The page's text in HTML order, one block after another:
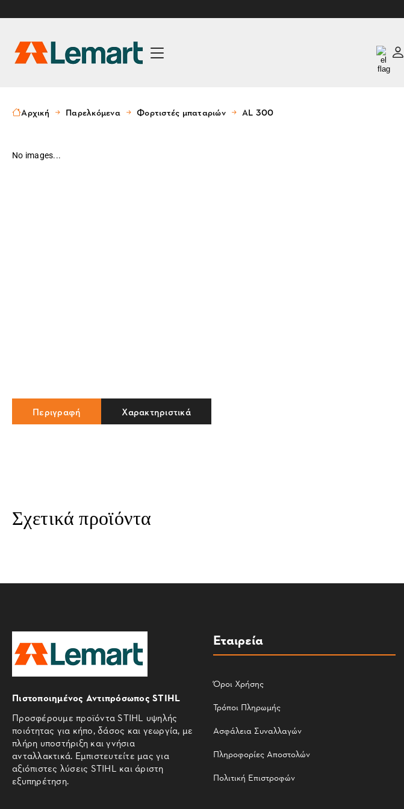
Αρχική Παρελκόμενα Φορτιστές μπαταριών AL 300
No images...
Περιγραφή Χαρακτηριστικά
Σχετικά προϊόντα
Πιστοποιημένος Αντιπρόσωπος STIHL
Προσφέρουμε προϊόντα STIHL υψηλής
ποιότητας για κήπο, δάσος και γεωργία, με
πλήρη υποστήριξη και γνήσια
ανταλλακτικά. Εμπιστευτείτε μας για
αξιόπιστες λύσεις STIHL και άριστη
εξυπηρέτηση.
Εταιρεία
Όροι Χρήσης
Τρόποι Πληρωμής
Ασφάλεια Συναλλαγών
Πληροφορίες Αποστολών
Πολιτική Επιστροφών